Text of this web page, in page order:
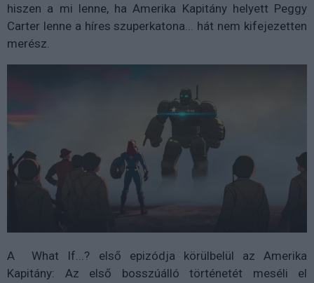
hiszen a mi lenne, ha Amerika Kapitány helyett Peggy
Carter lenne a híres szuperkatona... hát nem kifejezetten
merész.
A What If...? első epizódja körülbelül az Amerika
Kapitány: Az első bosszúálló történetét meséli el